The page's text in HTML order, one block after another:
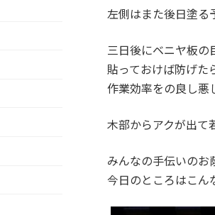
左側はまた後日塗
三日後にベニヤ板の
貼っておけば防げた
作業効率をの良し悪
木部からアクが出て
みんなの手伝いのお
今日のところはこん